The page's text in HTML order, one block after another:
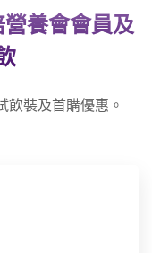
養會會員及
飲裝及首購優惠。